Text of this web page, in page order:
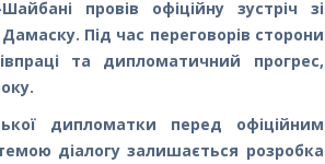
провів офіційну зустріч зі
Під час переговорів сторони
та дипломатичний прогрес,
дипломатки перед офіційним
діалогу залишається розробка